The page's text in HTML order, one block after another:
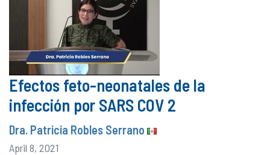
Efectos feto-neonatales de la
infección por SARS COV 2
Dra. Patricia Robles Serrano
April 8, 2021